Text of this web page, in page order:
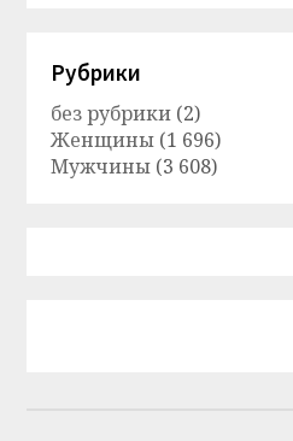
Рубрики
без рубрики (2)
Женщины (1 696)
Мужчины (3 608)